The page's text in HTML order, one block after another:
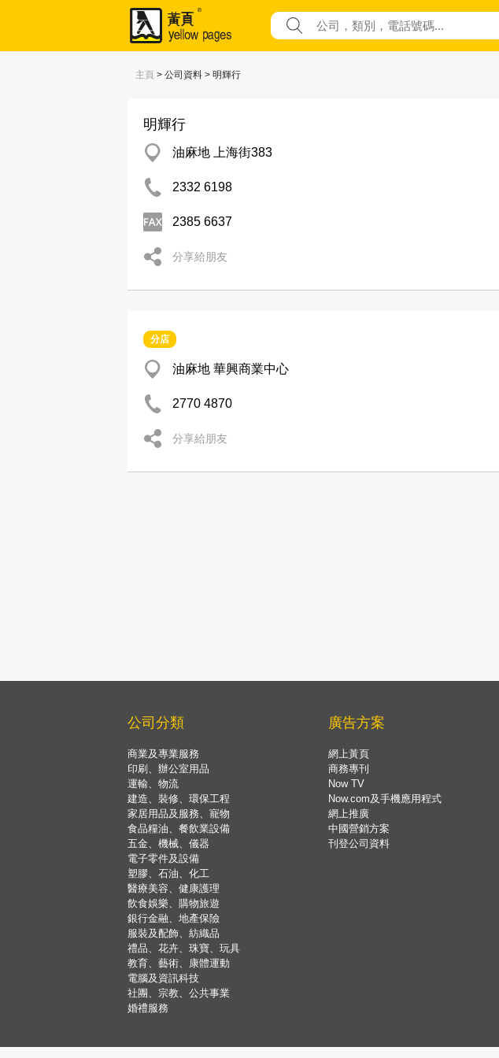
主頁 > 公司資料 > 明輝行
明輝行
油麻地 上海街383
2332 6198
2385 6637
分享給朋友
分店
油麻地 華興商業中心
2770 4870
分享給朋友
公司分類
商業及專業服務
印刷、辦公室用品
運輸、物流
建造、裝修、環保工程
家居用品及服務、寵物
食品糧油、餐飲業設備
五金、機械、儀器
電子零件及設備
塑膠、石油、化工
醫療美容、健康護理
飲食娛樂、購物旅遊
銀行金融、地產保險
服裝及配飾、紡織品
禮品、花卉、珠寶、玩具
教育、藝術、康體運動
電腦及資訊科技
社團、宗教、公共事業
婚禮服務
廣告方案
網上黃頁
商務專刊
Now TV
Now.com及手機應用程式
網上推廣
中國營銷方案
刊登公司資料